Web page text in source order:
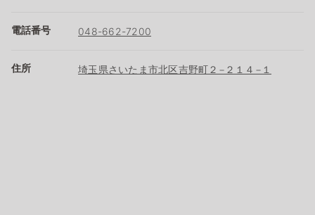
電話番号 048-662-7200
住所 埼玉県さいたま市北区吉野町２−２１４−１